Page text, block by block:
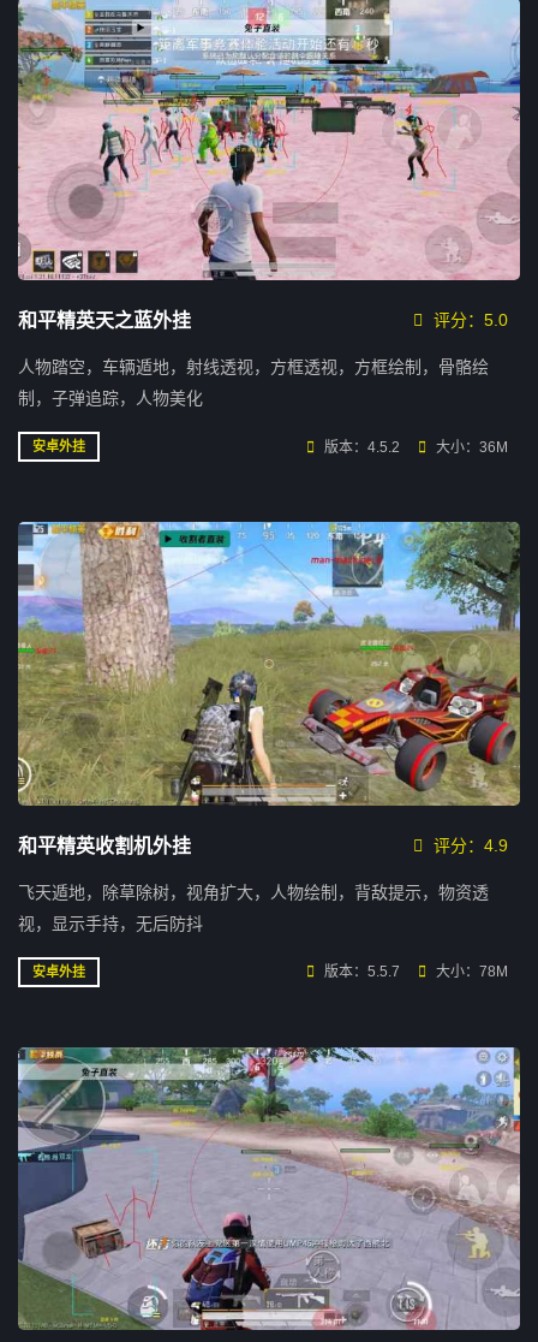
和平精英天之蓝外挂 评分：5.0
人物踏空，车辆遁地，射线透视，方框透视，方框绘制，骨骼绘
制，子弹追踪，人物美化
安卓外挂 版本：4.5.2 大小：36M
和平精英收割机外挂 评分：4.9
飞天遁地，除草除树，视角扩大，人物绘制，背敌提示，物资透
视，显示手持，无后防抖
安卓外挂 版本：5.5.7 大小：78M